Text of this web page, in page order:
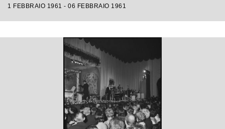
1 FEBBRAIO 1961 - 06 FEBBRAIO 1961